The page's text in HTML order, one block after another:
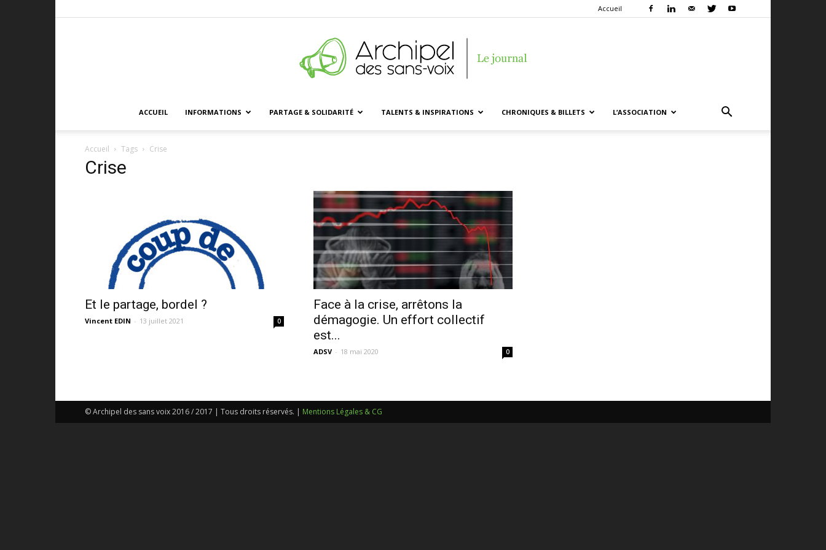
Accueil
des
sans-
ACCUEIL INFORMATIONS PARTAGE & SOLIDARITÉ TALENTS & INSPIRATIONS CHRONIQUES & BILLETS L’ASSOCIATION
Accueil Tags Crise
Crise
Et le partage, bordel ?
Vincent EDIN - 13 juillet 2021 0
Face à la crise, arrêtons la
démagogie. Un effort collectif
est...
ADSV - 18 mai 2020 0
© Archipel des sans voix 2016 / 2017 | Tous droits réservés. | Mentions Légales & CG